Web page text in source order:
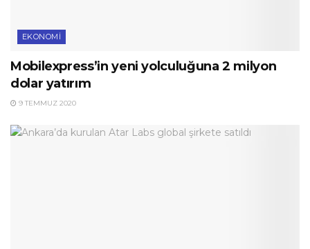
EKONOMI
Mobilexpress’in yeni yolculuğuna 2 milyon
dolar yatırım
9 TEMMUZ 2020